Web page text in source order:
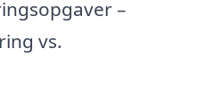
–
vs.